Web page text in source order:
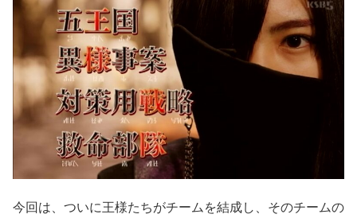
今回は、ついに王様たちがチームを結成し、そのチームの